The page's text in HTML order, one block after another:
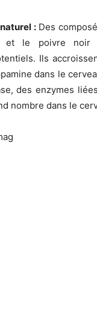
:Des
et le poivre noir
Ils
dans le
des enzymes
nombre dans le